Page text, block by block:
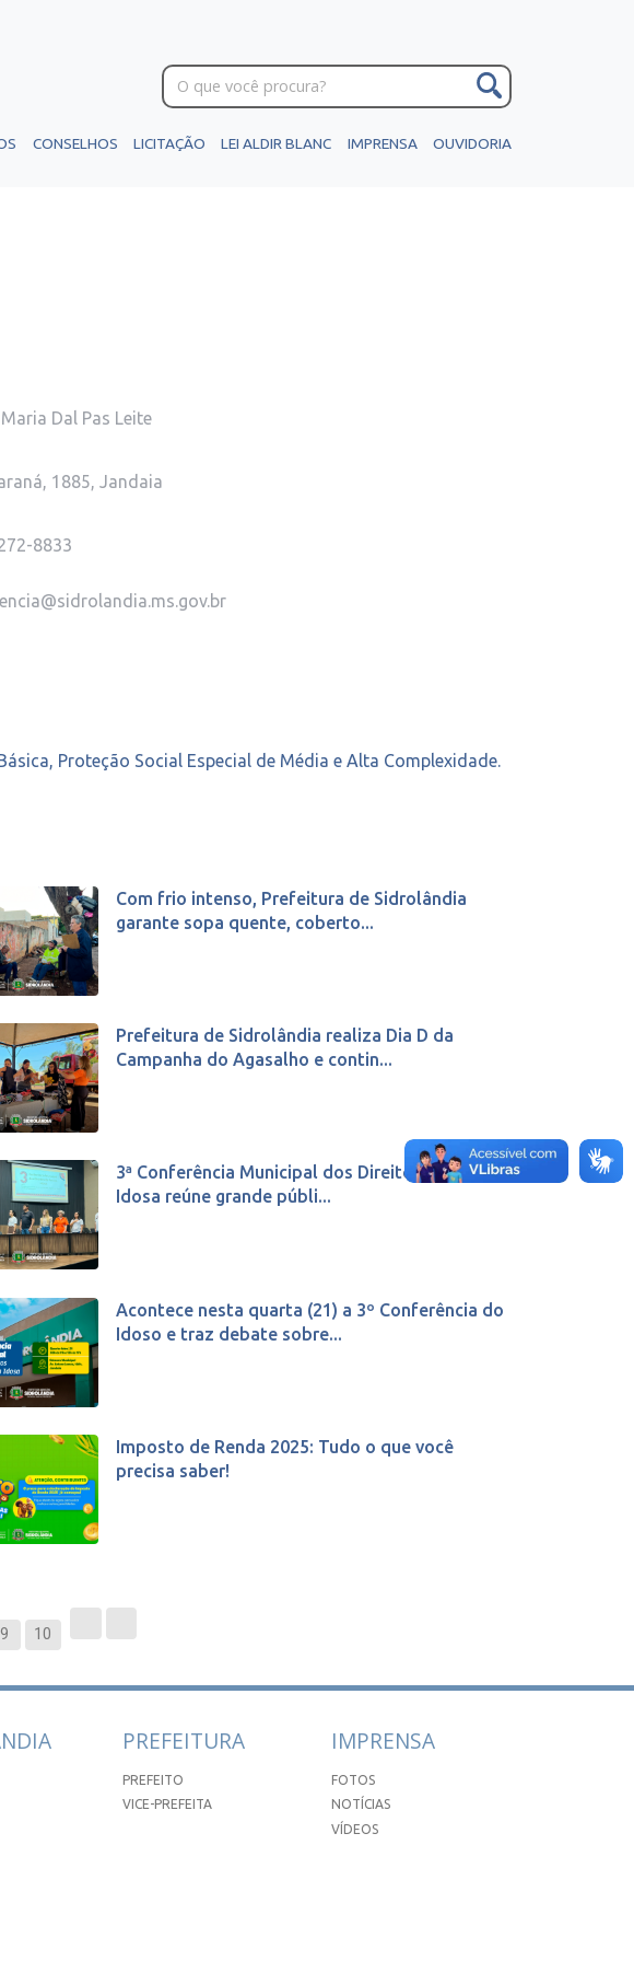
CONSELHOS LICITAÇÃO LEI ALDIR BLANC IMPRENSA OUVIDORIA
Dal Pas Leite
1885, Jandaia
8833
Proteção Social Especial de Média e Alta Complexidade.
Com frio intenso, Prefeitura de Sidrolândia
garante sopa quente, coberto...
Prefeitura de Sidrolândia realiza Dia D da
Campanha do Agasalho e contin...
3ª Conferência Municipal dos Direitos da Pessoa
Idosa reúne grande públi...
Acontece nesta quarta (21) a 3º Conferência do
Idoso e traz debate sobre...
Imposto de Renda 2025: Tudo o que você
precisa saber!
9 10
PREFEITURA
PREFEITO
VICE-PREFEITA
IMPRENSA
FOTOS
NOTÍCIAS
VÍDEOS